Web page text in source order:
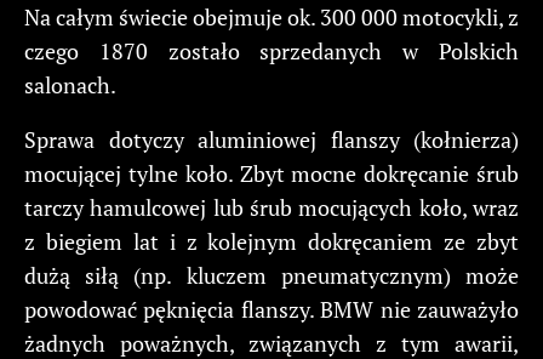
Na całym świecie obejmuje ok. 300 000 motocykli, z
czego 1870 zostało sprzedanych w Polskich
salonach.
Sprawa dotyczy aluminiowej flanszy (kołnierza)
mocującej tylne koło. Zbyt mocne dokręcanie śrub
tarczy hamulcowej lub śrub mocujących koło, wraz
z biegiem lat i z kolejnym dokręcaniem ze zbyt
dużą siłą (np. kluczem pneumatycznym) może
powodować pęknięcia flanszy. BMW nie zauważyło
żadnych poważnych, związanych z tym awarii,